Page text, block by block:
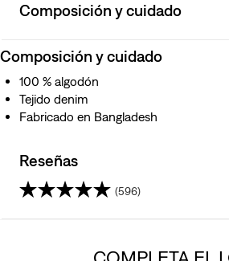
Composición y cuidado
Composición y cuidado
100 % algodón
Tejido denim
Fabricado en Bangladesh
Reseñas
(596)